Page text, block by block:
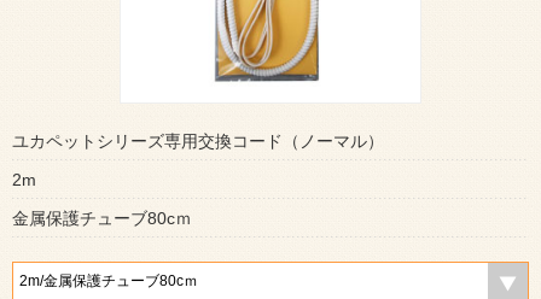
ユカペットシリーズ専用交換コード（ノーマル）
2m
金属保護チューブ80cｍ